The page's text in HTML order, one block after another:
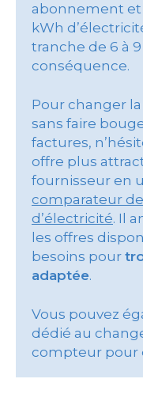
abonnement
kWh
tranche de 6 à
conséquence.
Pour changer
sans faire
factures,
offre plus
fournisseur en
comparateur
d’électricité. Il
les offres
besoins pour
adaptée.
Vous pouvez
dédié au
compteur pour